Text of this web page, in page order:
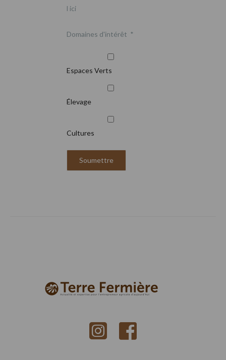
l ici
Domaines d'intérêt *
Espaces Verts
Élevage
Cultures